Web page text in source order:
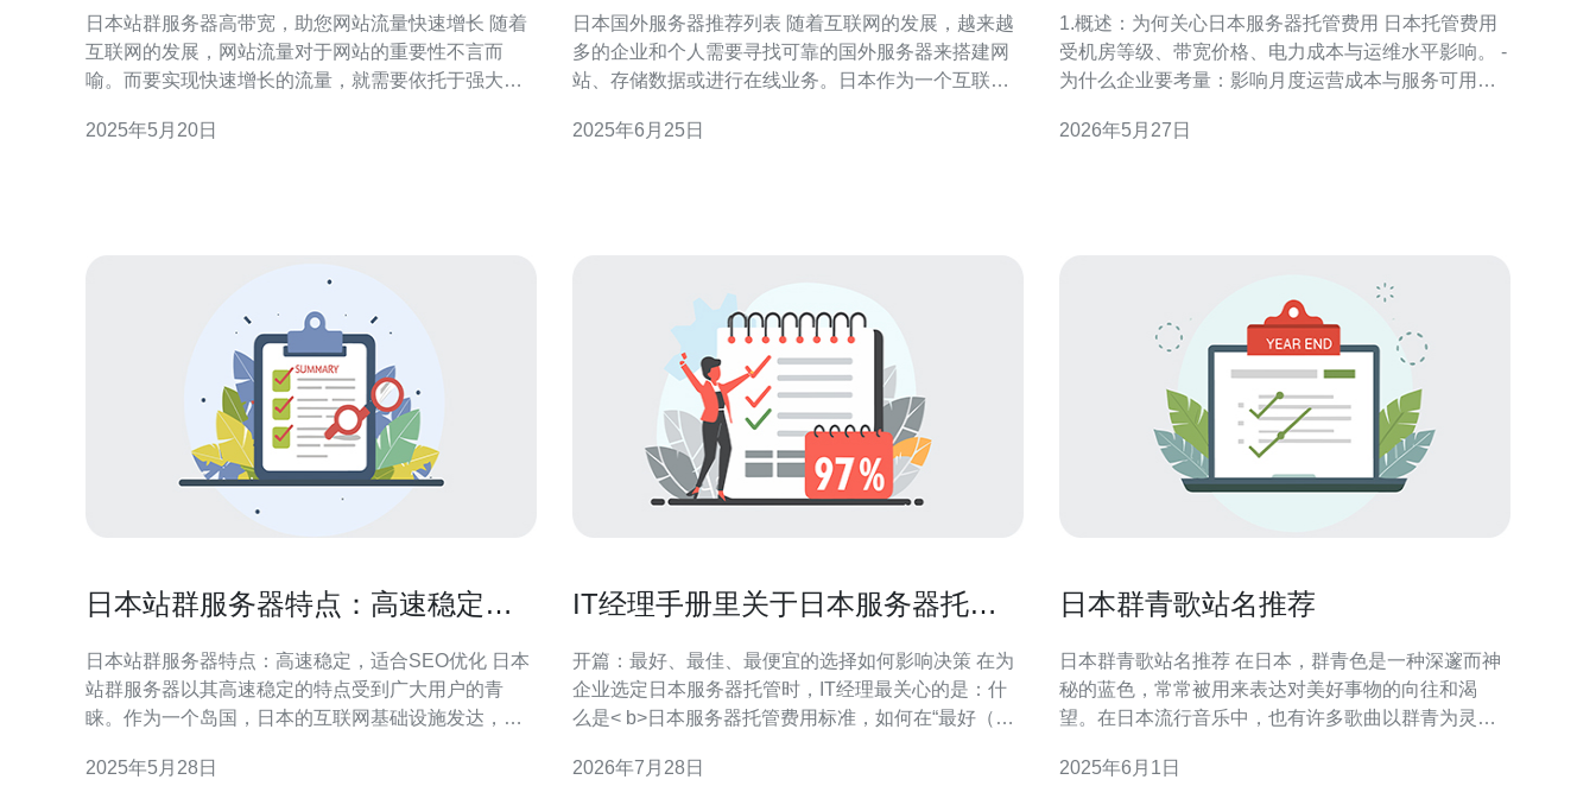
日本站群服务器高带宽，助您网站流量快速增长 随着
互联网的发展，网站流量对于网站的重要性不言而
喻。而要实现快速增长的流量，就需要依托于强大的
为了许多网站主的首选。 日本站群服务器拥有高带
2025年5月20日
日本国外服务器推荐列表 随着互联网的发展，越来越
多的企业和个人需要寻找可靠的国外服务器来搭建网
站、存储数据或进行在线业务。日本作为一个互联网
将为您推荐几家值得信赖的日本国外服务器服务商。
2025年6月25日
1.概述：为何关心日本服务器托管费用 日本托管费用
受机房等级、带宽价格、电力成本与运维水平影响。 -
为什么企业要考量：影响月度运营成本与服务可用
提供可操作的评估与执行步骤。 2.步骤一：明确业务
2026年5月27日
日本站群服务器特点：高速稳定，
日本站群服务器特点：高速稳定，适合SEO优化 日本
站群服务器以其高速稳定的特点受到广大用户的青
睐。作为一个岛国，日本的互联网基础设施发达，网
良好的环境。 日本站群服务器采用先进的硬件设备和
2025年5月28日
IT经理手册里关于日本服务器托管
开篇：最好、最佳、最便宜的选择如何影响决策 在为
企业选定日本服务器托管时，IT经理最关心的是：什
么是< b>日本服务器托管费用标准，如何在“最好（质
低）”之间做权衡。选择“最好”通常意味着更高的
2026年7月28日
日本群青歌站名推荐
日本群青歌站名推荐 在日本，群青色是一种深邃而神
秘的蓝色，常常被用来表达对美好事物的向往和渴
望。在日本流行音乐中，也有许多歌曲以群青为灵
日本群青歌站名的推荐，让你感受到这种美妙的色
2025年6月1日